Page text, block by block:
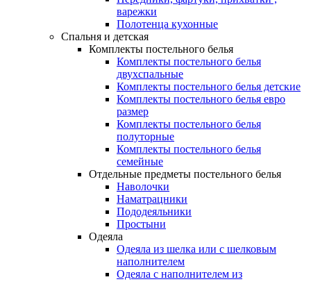
варежки
Полотенца кухонные
Спальня и детская
Комплекты постельного белья
Комплекты постельного белья
двухспальные
Комплекты постельного белья детские
Комплекты постельного белья евро
размер
Комплекты постельного белья
полуторные
Комплекты постельного белья
семейные
Отдельные предметы постельного белья
Наволочки
Наматрацники
Пододеяльники
Простыни
Одеяла
Одеяла из шелка или с шелковым
наполнителем
Одеяла с наполнителем из